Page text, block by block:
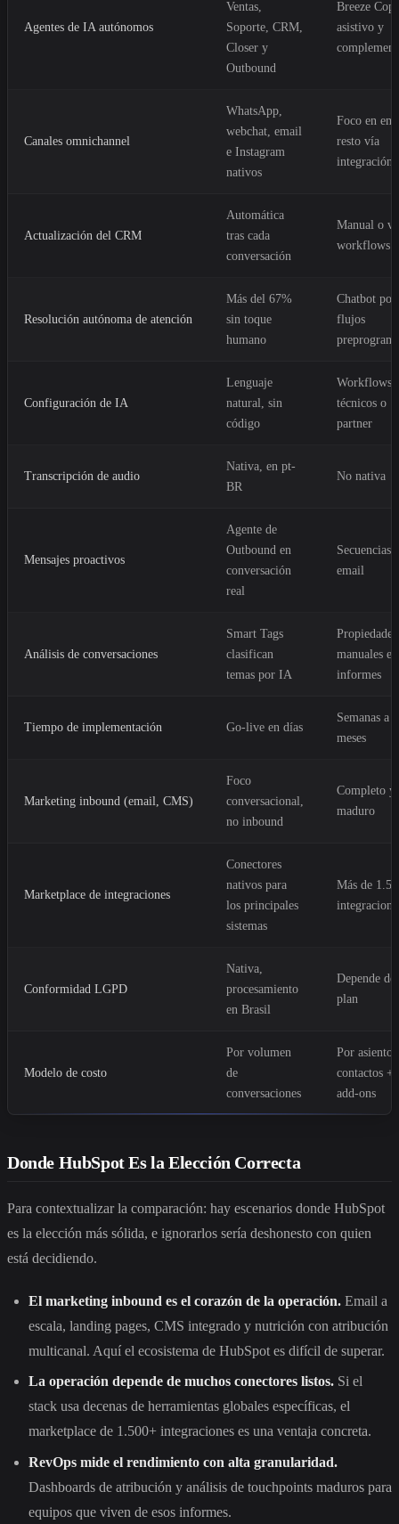
Agentes de IA autónomos
Ventas,
Soporte, CRM,
Closer y
Outbound
Breeze
asistivo y
Canales omnichannel
WhatsApp,
webchat, email
e Instagram
nativos
Foco en
resto vía
integración
Actualización del CRM
Automática
tras cada
conversación
Manual o
workflows
Resolución autónoma de atención
Más del 67%
sin toque
humano
Chatbot por
flujos
Configuración de IA
Lenguaje
natural, sin
código
Workflows
técnicos o
partner
Transcripción de audio
Nativa, en pt-
BR
No nativa
Mensajes proactivos
Agente de
Outbound en
conversación
real
Secuencias
email
Análisis de conversaciones
Smart Tags
clasifican
temas por IA
Propiedades
manuales e
informes
Tiempo de implementación Go-live en días
Semanas a
meses
Marketing inbound (email, CMS)
Foco
conversacional,
no inbound
Completo y
maduro
Marketplace de integraciones
Conectores
nativos para
los principales
sistemas
Más de
Conformidad LGPD
Nativa,
procesamiento
en Brasil
Depende del
plan
Modelo de costo
Por volumen
de
conversaciones
Por asiento
contactos +
add-ons
Donde HubSpot Es la Elección Correcta
Para contextualizar la comparación: hay escenarios donde HubSpot
es la elección más sólida, e ignorarlos sería deshonesto con quien
está decidiendo.
El marketing inbound es el corazón de la operación. Email a
escala, landing pages, CMS integrado y nutrición con atribución
multicanal. Aquí el ecosistema de HubSpot es difícil de superar.
La operación depende de muchos conectores listos. Si el
stack usa decenas de herramientas globales específicas, el
marketplace de 1.500+ integraciones es una ventaja concreta.
RevOps mide el rendimiento con alta granularidad.
Dashboards de atribución y análisis de touchpoints maduros para
equipos que viven de esos informes.